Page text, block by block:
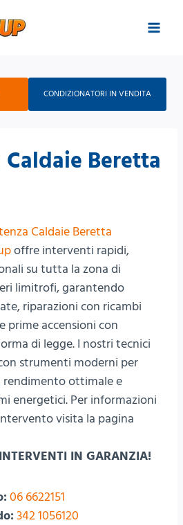
CONDIZIONATORI IN VENDITA
Beretta
Caldaie Beretta
offre interventi rapidi,
su tutta la zona di
limitrofi, garantendo
riparazioni con ricambi
prime accensioni con
di legge. I nostri tecnici
strumenti moderni per
rendimento ottimale e
energetici. Per informazioni
visita la pagina
IN GARANZIA!
06 6622151
342 1056120